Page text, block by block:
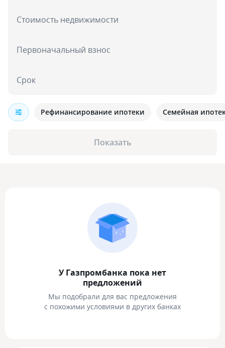
Стоимость недвижимости
Первоначальный взнос
Срок
Показать
Рефинансирование ипотеки Семейная
У Газпромбанка пока нет
предложений
Мы подобрали для вас предложения
с похожими условиями в других банках